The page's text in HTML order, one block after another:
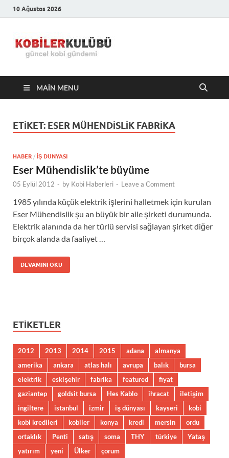
10 Ağustos 2026
Kulübü –
En Güncel
Kobi
MAIN MENU
ETIKET: ESER MÜHENDISLIK FABRIKA
HABER / İŞ DÜNYASI
Eser Mühendislik’te büyüme
05 Eylül 2012 - by Kobi Haberleri - Leave a Comment
1985 yılında küçük elektrik işlerini halletmek için kurulan
Eser Mühendislik şu an büyük bir aile şirketi durumunda.
Elektrik alanında da her türlü servisi sağlayan şirket diğer
birçok alanda da faaliyet …
DEVAMINI OKU
ETIKETLER
2012 2013 2014 2015 adana
almanya
amerika
ankara atlas halı avrupa balık
bursa
elektrik
eskişehir fabrika featured
fiyat
gaziantep
goldsit bursa Hes Kablo ihracat
iletişim
ingiltere
istanbul izmir iş dünyası kayseri
kobi
kobi kredileri
kobiler konya kredi mersin
ordu
ortaklık
Penti satış soma THY türkiye
Yataş
yatırım
yeni Ülker çorum